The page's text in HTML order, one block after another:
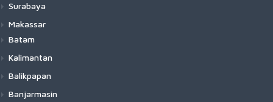
Surabaya
Makassar
Batam
Kalimantan
Balikpapan
Banjarmasin